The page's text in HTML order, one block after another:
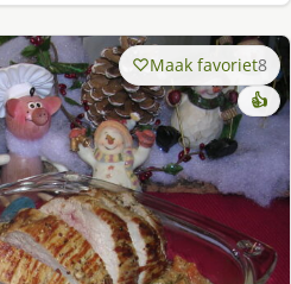
Maak favoriet8
👍